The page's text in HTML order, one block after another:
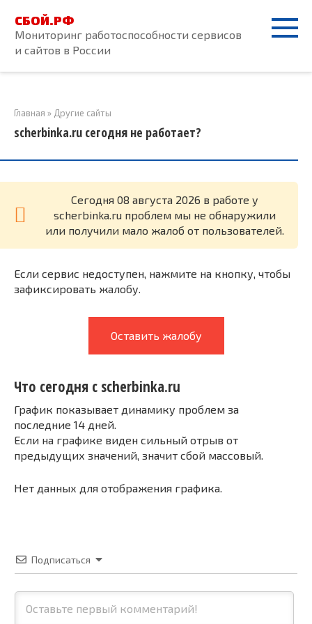
контенту
СБОЙ.РФ
Мониторинг работоспособности сервисов
и сайтов в России
Главная » Другие сайты
scherbinka.ru сегодня не работает?
Cегодня 08 августа 2026 в работе у
scherbinka.ru проблем мы не обнаружили
или получили мало жалоб от пользователей.
Если сервис недоступен, нажмите на кнопку, чтобы
зафиксировать жалобу.
Оставить жалобу
Что сегодня с scherbinka.ru
График показывает динамику проблем за
последние 14 дней.
Если на графике виден сильный отрыв от
предыдущих значений, значит сбой массовый.
Нет данных для отображения графика.
Подписаться